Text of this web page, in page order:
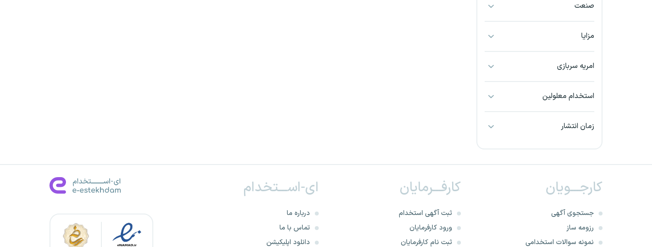
بندرعباس
خراسان شمالی
خرم آباد
خوزستان
صنعت
مزایا
امریه سربازی
استخدام معلولین
زمان انتشار
کارجـــویان
جستجوی آگهی
رزومه ساز
نمونه سوالات استخدامی
کارفـــرمایان
ثبت آگهی استخدام
ورود کارفرمایان
ثبت نام کارفرمایان
ای-اســـتخدام
درباره ما
تماس با ما
دانلود اپلیکیشن